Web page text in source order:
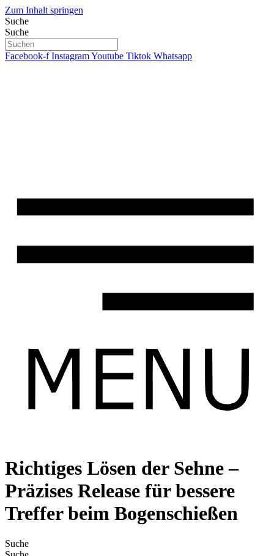
Zum Inhalt springen
Suche
Suche
Facebook-f InstagramYoutube Tiktok Whatsapp
Richtiges Lösen der Sehne –
Präzises Release für bessere
Treffer beim Bogenschießen
Suche